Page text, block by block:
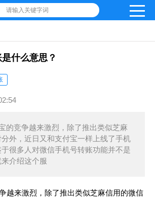
请输入关键字词
什么意思？
的竞争越来激烈，除了推出类似芝麻
外，近日又和支付宝一样上线了手机
很多人对微信手机号转账功能并不是
介绍这个服
越来激烈，除了推出类似芝麻信用的微信